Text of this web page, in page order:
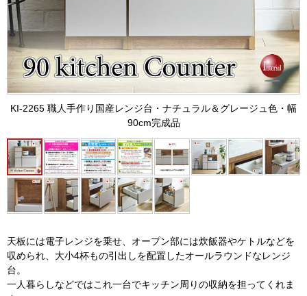
KI-2265 職人手作り国産レンジ台・ナチュラル＆グレージュ色・幅
90cm完成品
天板には電子レンジを乗せ、オープン部には炊飯器やケトルなどを
収められ、大小4杯もの引出しを配置したオールラウンドなレンジ
台。
一人暮らしなどではこれ一台でキッチン周りの収納を担ってくれま